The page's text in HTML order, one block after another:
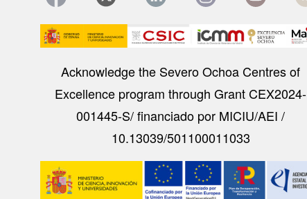
Image
Acknowledge the Severo Ochoa Centres of
Excellence program through Grant CEX2024-
001445-S/ financiado por MICIU/AEI /
10.13039/501100011033
Image